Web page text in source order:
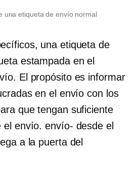
una etiqueta de envío normal
una etiqueta de
estampada en el
El propósito es informar
en el envío con los
que tengan suficiente
el envío.envío- desde el
a la puerta del